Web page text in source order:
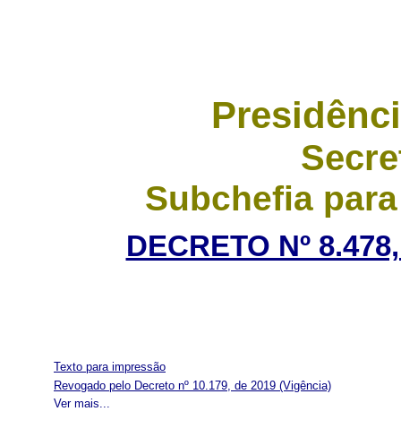
Subchefia
DECRETO Nº
Texto para impressão
Ver mais...
Revogado pelo Decreto nº 10.179, de 2019 (Vigência)